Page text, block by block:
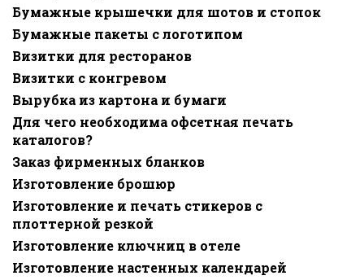
Бумажные крышечки для шотов и стопок
Бумажные пакеты с логотипом
Визитки для ресторанов
Визитки с конгревом
Вырубка из картона и бумаги
Для чего необходима офсетная печать
каталогов?
Заказ фирменных бланков
Изготовление брошюр
Изготовление и печать стикеров с
плоттерной резкой
Изготовление ключниц в отеле
Изготовление настенных календарей